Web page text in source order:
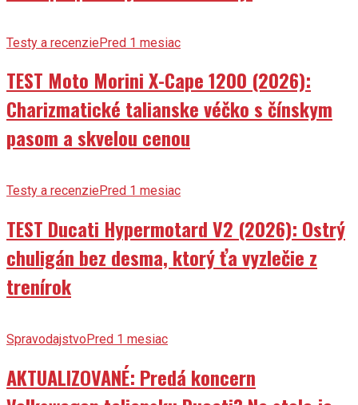
TEST Moto Morini X-Cape 1200 (2026):
Charizmatické talianske véčko s čínskym
pasom a skvelou cenou
TEST Ducati Hypermotard V2 (2026): Ostrý
chuligán bez desma, ktorý ťa vyzlečie z
trenírok
AKTUALIZOVANÉ: Predá koncern
Volkswagen taliansku Ducati? Na stole je